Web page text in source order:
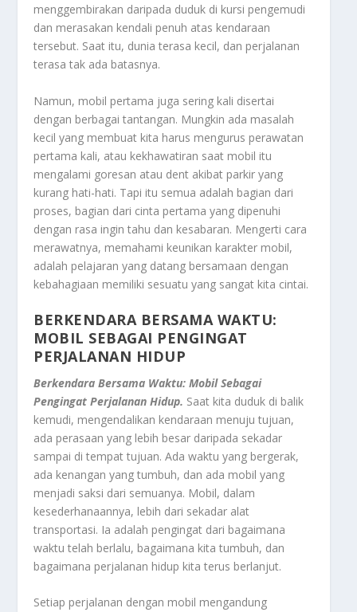
menggembirakan daripada duduk di kursi pengemudi
dan merasakan kendali penuh atas kendaraan
tersebut. Saat itu, dunia terasa kecil, dan perjalanan
terasa tak ada batasnya.
Namun, mobil pertama juga sering kali disertai
dengan berbagai tantangan. Mungkin ada masalah
kecil yang membuat kita harus mengurus perawatan
pertama kali, atau kekhawatiran saat mobil itu
mengalami goresan atau dent akibat parkir yang
kurang hati-hati. Tapi itu semua adalah bagian dari
proses, bagian dari cinta pertama yang dipenuhi
dengan rasa ingin tahu dan kesabaran. Mengerti cara
merawatnya, memahami keunikan karakter mobil,
adalah pelajaran yang datang bersamaan dengan
kebahagiaan memiliki sesuatu yang sangat kita cintai.
BERKENDARA BERSAMA WAKTU:
MOBIL SEBAGAI PENGINGAT
PERJALANAN HIDUP
Berkendara Bersama Waktu: Mobil Sebagai
Pengingat Perjalanan Hidup. Saat kita duduk di balik
kemudi, mengendalikan kendaraan menuju tujuan,
ada perasaan yang lebih besar daripada sekadar
sampai di tempat tujuan. Ada waktu yang bergerak,
ada kenangan yang tumbuh, dan ada mobil yang
menjadi saksi dari semuanya. Mobil, dalam
kesederhanaannya, lebih dari sekadar alat
transportasi. Ia adalah pengingat dari bagaimana
waktu telah berlalu, bagaimana kita tumbuh, dan
bagaimana perjalanan hidup kita terus berlanjut.
Setiap perjalanan dengan mobil mengandung